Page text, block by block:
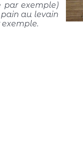
par exemple)
au levain